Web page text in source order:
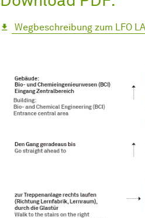
Wegbeschreibung zum LFO